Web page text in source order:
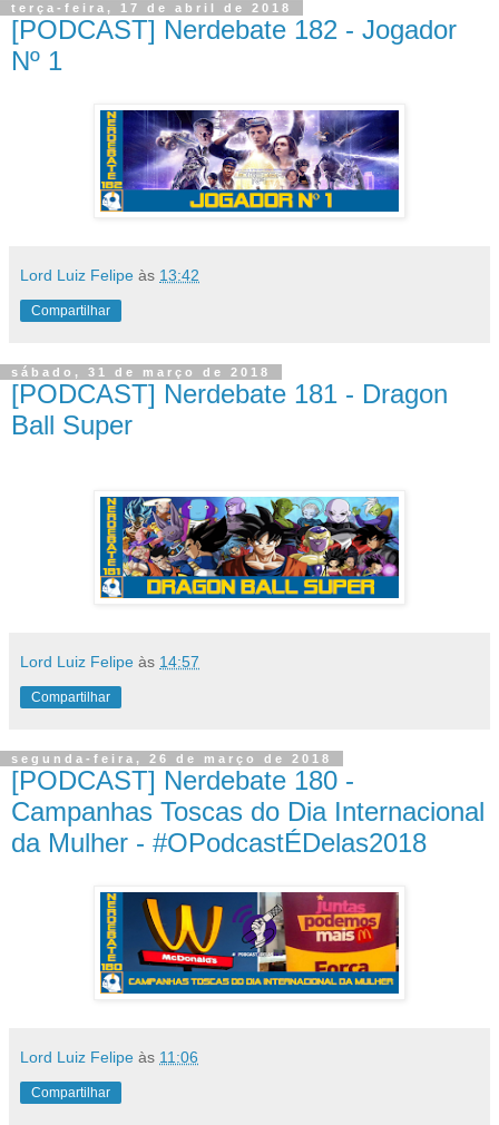
terça-feira, 17 de abril de 2018
[PODCAST] Nerdebate 182 - Jogador
Nº 1
Lord Luiz Felipe às 13:42
Compartilhar
sábado, 31 de março de 2018
[PODCAST] Nerdebate 181 - Dragon
Ball Super
Lord Luiz Felipe às 14:57
Compartilhar
segunda-feira, 26 de março de 2018
[PODCAST] Nerdebate 180 -
Campanhas Toscas do Dia Internacional
da Mulher - #OPodcastÉDelas2018
Lord Luiz Felipe às 11:06
Compartilhar